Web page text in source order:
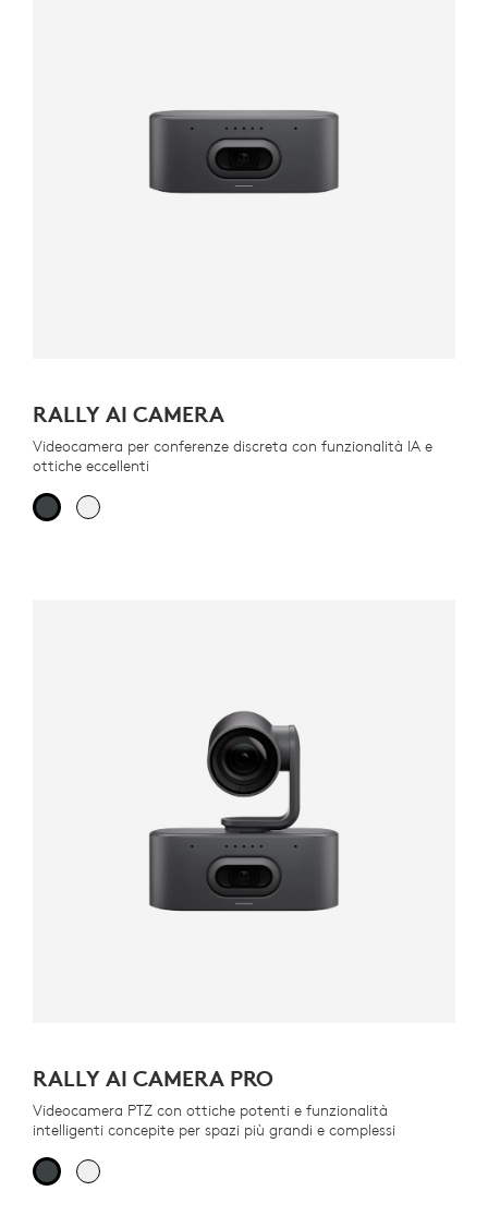
RALLY AI CAMERA
Videocamera per conferenze discreta con funzionalità IA e
ottiche eccellenti
RALLY AI CAMERA PRO
Videocamera PTZ con ottiche potenti e funzionalità
intelligenti concepite per spazi più grandi e complessi